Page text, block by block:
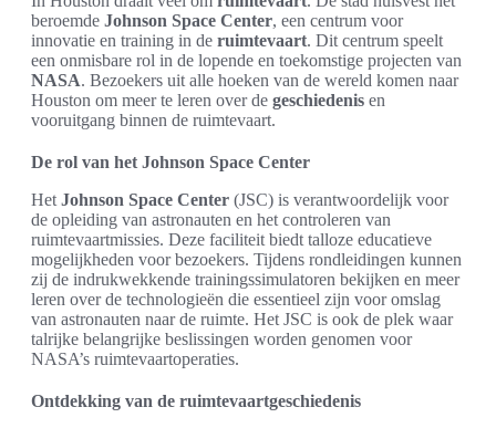
beroemde Johnson Space Center, een centrum voor
innovatie en training in de ruimtevaart. Dit centrum speelt
een onmisbare rol in de lopende en toekomstige projecten van
NASA. Bezoekers uit alle hoeken van de wereld komen naar
Houston om meer te leren over de geschiedenis en
vooruitgang binnen de ruimtevaart.
De rol van het Johnson Space Center
Het Johnson Space Center (JSC) is verantwoordelijk voor
de opleiding van astronauten en het controleren van
ruimtevaartmissies. Deze faciliteit biedt talloze educatieve
mogelijkheden voor bezoekers. Tijdens rondleidingen kunnen
zij de indrukwekkende trainingssimulatoren bekijken en meer
leren over de technologieën die essentieel zijn voor omslag
van astronauten naar de ruimte. Het JSC is ook de plek waar
talrijke belangrijke beslissingen worden genomen voor
NASA’s ruimtevaartoperaties.
Ontdekking van de ruimtevaartgeschiedenis